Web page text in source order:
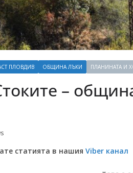
ПЛОВДИВ ОБЩИНА ЛЪКИ ПЛАНИНАТА И
–
статията в нашия Viber канал